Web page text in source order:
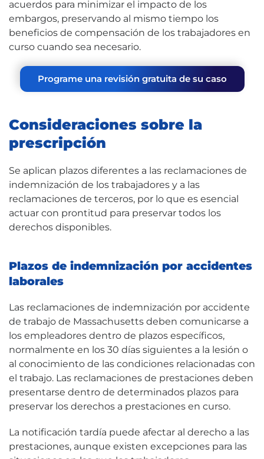
acuerdos para minimizar el impacto de los
embargos, preservando al mismo tiempo los
beneficios de compensación de los trabajadores en
curso cuando sea necesario.
Programe una revisión gratuita de su caso
Consideraciones sobre la
prescripción
Se aplican plazos diferentes a las reclamaciones de
indemnización de los trabajadores y a las
reclamaciones de terceros, por lo que es esencial
actuar con prontitud para preservar todos los
derechos disponibles.
Plazos de indemnización por accidentes
laborales
Las reclamaciones de indemnización por accidente
de trabajo de Massachusetts deben comunicarse a
los empleadores dentro de plazos específicos,
normalmente en los 30 días siguientes a la lesión o
al conocimiento de las condiciones relacionadas con
el trabajo. Las reclamaciones de prestaciones deben
presentarse dentro de determinados plazos para
preservar los derechos a prestaciones en curso.
La notificación tardía puede afectar al derecho a las
prestaciones, aunque existen excepciones para las